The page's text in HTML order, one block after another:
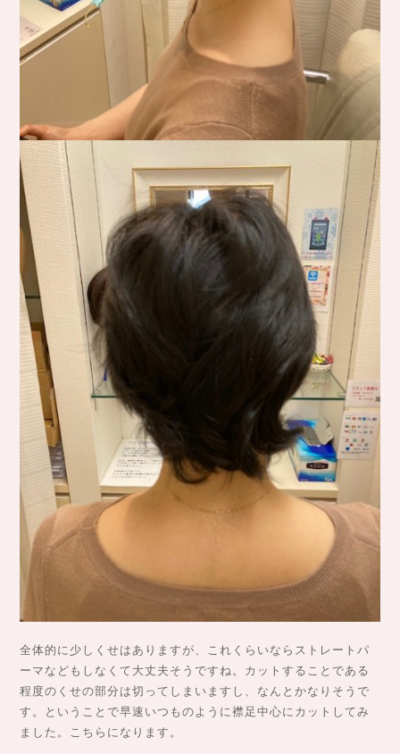
全体的に少しくせはありますが、これくらいならストレートパ
ーマなどもしなくて大丈夫そうですね。カットすることである
程度のくせの部分は切ってしまいますし、なんとかなりそうで
す。ということで早速いつものように襟足中心にカットしてみ
ました。こちらになります。